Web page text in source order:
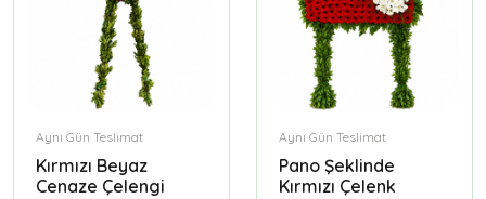
Aynı Gün Teslimat
Kırmızı Beyaz
Cenaze Çelengi
Aynı Gün Teslimat
Pano Şeklinde
Kırmızı Çelenk